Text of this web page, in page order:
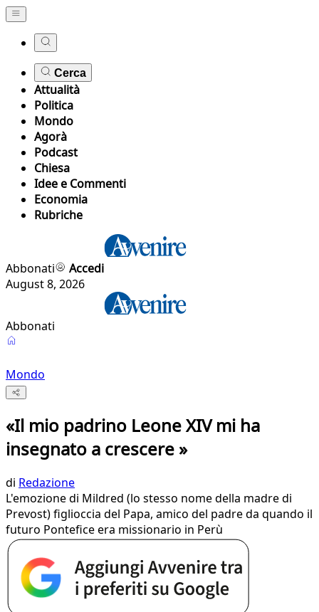
Cerca
Attualità
Politica
Mondo
Agorà
Podcast
Chiesa
Idee e Commenti
Economia
Rubriche
Abbonati
Accedi
August 8, 2026
Abbonati
Mondo
«Il mio padrino Leone XIV mi ha
insegnato a crescere »
di Redazione
L'emozione di Mildred (lo stesso nome della madre di
Prevost) figlioccia del Papa, amico del padre da quando il
futuro Pontefice era missionario in Perù